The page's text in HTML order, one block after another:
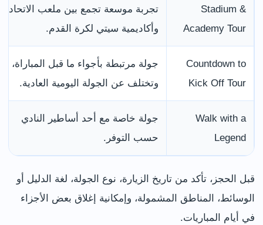
Stadium &
Academy Tour
تجربة موسعة تجمع بين ملعب الاتحاد
وأكاديمية سيتي لكرة القدم.
Countdown to
Kick Off Tour
جولة مرتبطة بأجواء ما قبل المباراة،
وتختلف عن الجولة اليومية العادية.
Walk with a
Legend
جولة خاصة مع أحد أساطير النادي
حسب التوفر.
قبل الحجز، تأكد من تاريخ الزيارة، نوع الجولة، لغة الدليل أو
الوسائط، المناطق المشمولة، وإمكانية إغلاق بعض الأجزاء
في أيام المباريات.